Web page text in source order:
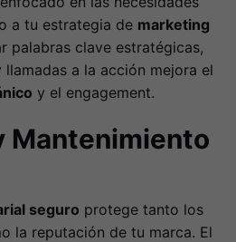
a tu estrategia de marketing
palabras clave estratégicas,
a la acción mejora el
y el engagement.
Mantenimiento
seguro protege tanto los
la reputación de tu marca. El